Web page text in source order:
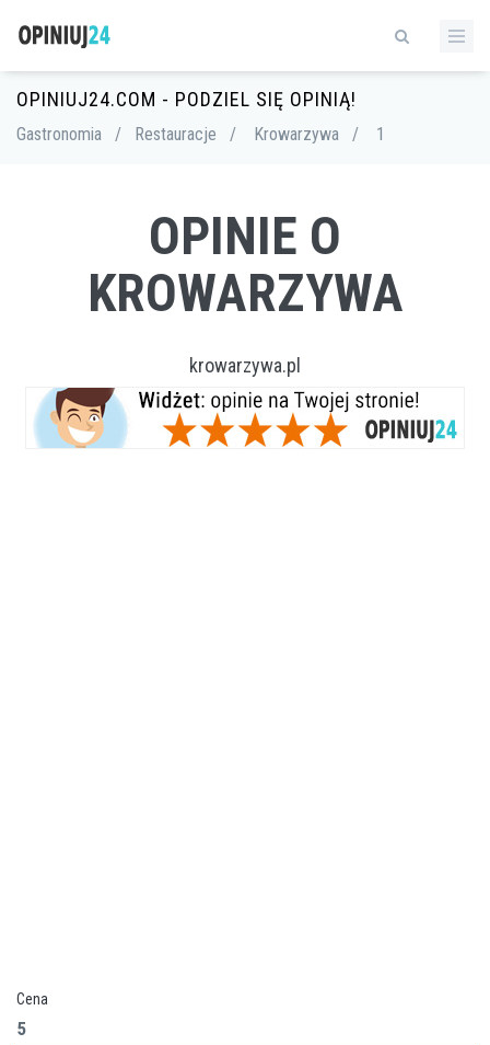
OPINIUJ24.COM - PODZIEL SIĘ OPINIĄ!
Gastronomia / Restauracje / Krowarzywa / 1
OPINIE O
KROWARZYWA
krowarzywa.pl
Cena
5